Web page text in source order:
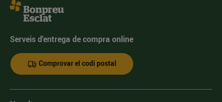
Serveis d'entrega de compra online
Comprovar el codi postal